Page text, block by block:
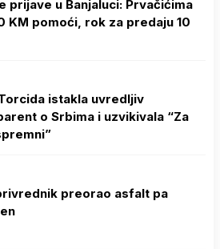
prijave u Banjaluci: Prvačićima
KM pomoći, rok za predaju 10
istakla uvredljiv
o Srbima i uzvikivala “Za
preorao asfalt pa